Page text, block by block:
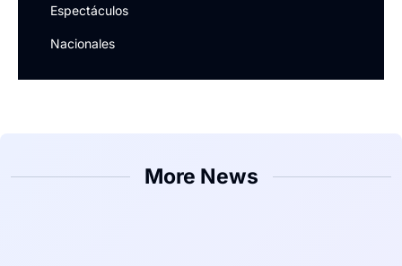
Espectáculos
Nacionales
More News